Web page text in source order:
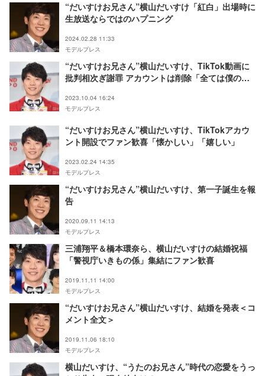
“だいすけお兄さん”横山だいすけ「紅白」出場時に
生放送ならではのハプニング
2024.02.28 11:33
モデルプレス
“だいすけお兄さん”横山だいすけ、TikTok動画に
批判相次ぎ謝罪 アカウントは削除「全ては僕の不
2023.10.04 16:24
モデルプレス
“だいすけお兄さん”横山だいすけ、TikTokアカウ
ント開設でファン歓喜「懐かしい」「嬉しい」
2023.02.24 14:35
モデルプレス
“だいすけお兄さん”横山だいすけ、第一子誕生を報
告
2020.09.11 14:13
モデルプレス
三浦翔平＆橋本環奈ら、横山だいすけの結婚祝福
「警視庁いきもの係」集結にファン歓喜
2019.11.11 14:00
モデルプレス
“だいすけお兄さん”横山だいすけ、結婚を発表＜コ
メント全文＞
2019.11.06 18:10
モデルプレス
横山だいすけ、“うたのお兄さん”時代の恋愛をうっ